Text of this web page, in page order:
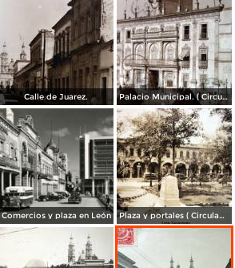
Calle de Juarez. Palacio Municipal. ( Circulada el 23 de Julio de 1924 ).
Comercios y plaza en León Plaza y portales ( Circulada el 4 de Agosto de 1929 ).